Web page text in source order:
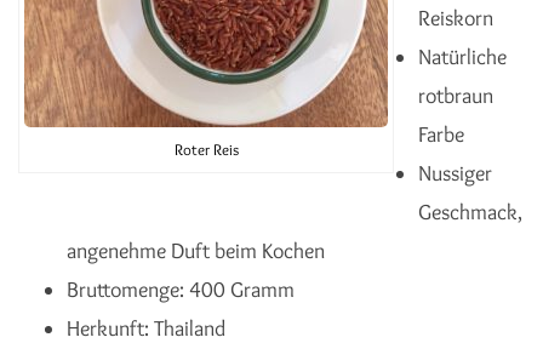
Roter Reis
Reiskorn
Natürliche
rotbraun
Farbe
Nussiger
Geschmack,
angenehme Duft beim Kochen
Bruttomenge: 400 Gramm
Herkunft: Thailand